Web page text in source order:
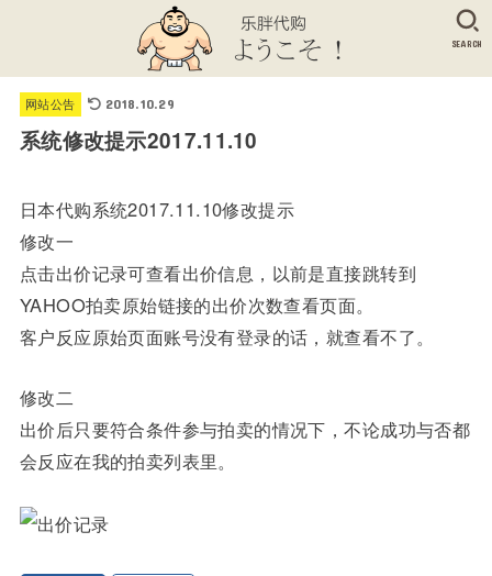
SEARCH
网站公告 2018.10.29
系统修改提示2017.11.10
日本代购系统2017.11.10修改提示
修改一
点击出价记录可查看出价信息，以前是直接跳转到
YAHOO拍卖原始链接的出价次数查看页面。
客户反应原始页面账号没有登录的话，就查看不了。
修改二
出价后只要符合条件参与拍卖的情况下，不论成功与否都
会反应在我的拍卖列表里。